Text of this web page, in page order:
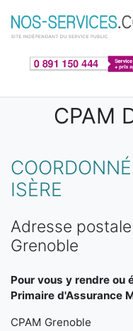
Aller au contenu principal
CPAM
ISÈRE
Adresse
Grenoble
Pour vous y rendre ou
Primaire d'Assurance
CPAM Grenoble